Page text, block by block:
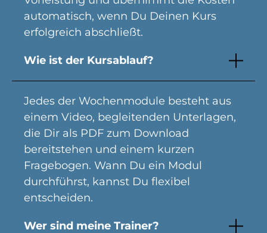
automatisch, wenn Du Deinen Kurs
erfolgreich abschließt.
Wie ist der Kursablauf?
Jedes der Wochenmodule besteht aus
einem Video, begleitenden Unterlagen,
die Dir als PDF zum Download
bereitstehen und einem kurzen
Fragebogen. Wann Du ein Modul
durchführst, kannst Du flexibel
entscheiden.
Wer sind meine Trainer?